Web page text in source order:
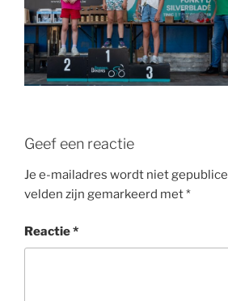
Geef een reactie
Je e-mailadres wordt niet
velden zijn gemarkeerd met*
Reactie*